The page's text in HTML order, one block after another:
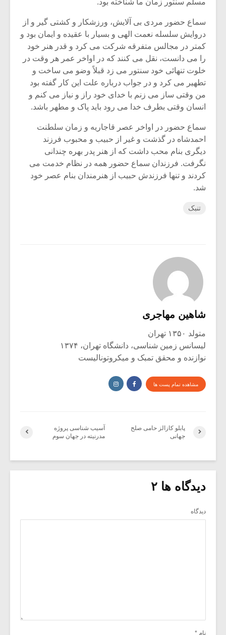
مسلم سنتور زمان ما شناخته بود.
سماع حضور مردی بی آلایش، ورزشکار و کشتی گیر و از
دروایش سلسله نعمت الهی و بسیار با عقیده و ایمان بود و
کمتر در مجالس متفرقه شرکت می کرد و قدر هنر خود
را می دانست، نقل می کنند که در اواخر عمر هر وقت در
خلوت تنهائی خود سنتور می زد قبلاً وضو می ساخت و
تطهیر می کرد و در جواب درباره علت این کار گفته بود
من وقتی ساز می زنم با خدای خود راز و نیاز می کنم و
انسان وقتی بطرف خدا می رود باید پاک و مطهر باشد.
سماع حضور در اواخر عصر قاجاریه و زمان سلطنت
احمدشاه در گذشت و غیر از حبیب و محبوب فرزند
دیگری بنام محب داشت که از هنر پدر بهره چندانی
نگرفت. فرزندان سماع حضور همه در نظام خدمت می
کردند و تنها فرزندش حبیب از هنرمندان بنام عصر خود
شد.
تنبک
شاهین مهاجری
متولد ۱۳۵۰ تهران
لیسانس زمین شناسی، دانشگاه تهران، ۱۳۷۴
نوازنده و محقق تمبک و میکروتونالیست
مشاهده تمام پست ها
آسیب شناسی پروژه
مدرنیته در جهان سوم
پابلو کازالز حامی صلح
جهانی
دیدگاه ها ۲
دیدگاه
نام *